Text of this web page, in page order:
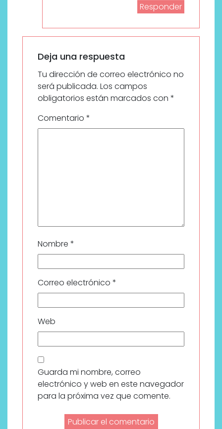
Responder
Deja una respuesta
Tu dirección de correo electrónico no
será publicada. Los campos
obligatorios están marcados con *
Comentario *
Nombre *
Correo electrónico *
Web
Guarda mi nombre, correo
electrónico y web en este navegador
para la próxima vez que comente.